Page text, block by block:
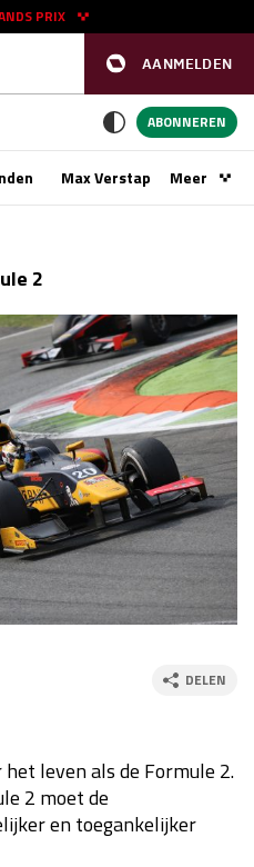
AANMELDEN
PRIX
11 - 13 sep
24 - 26 sep
vr 14:00 - 15:00
za 13:00 - 15:00
09 - 11 okt
za 15:00 - 16:00
zo 14:00 - 16:00
23 - 25 okt
06 - 08 nov
za 19:00 - 20:00
zo 18:00 - 20:00
ABONNEREN
Max VerstappenMeer
2
DELEN
leven als de Formule 2.
2 moet de
en toegankelijker